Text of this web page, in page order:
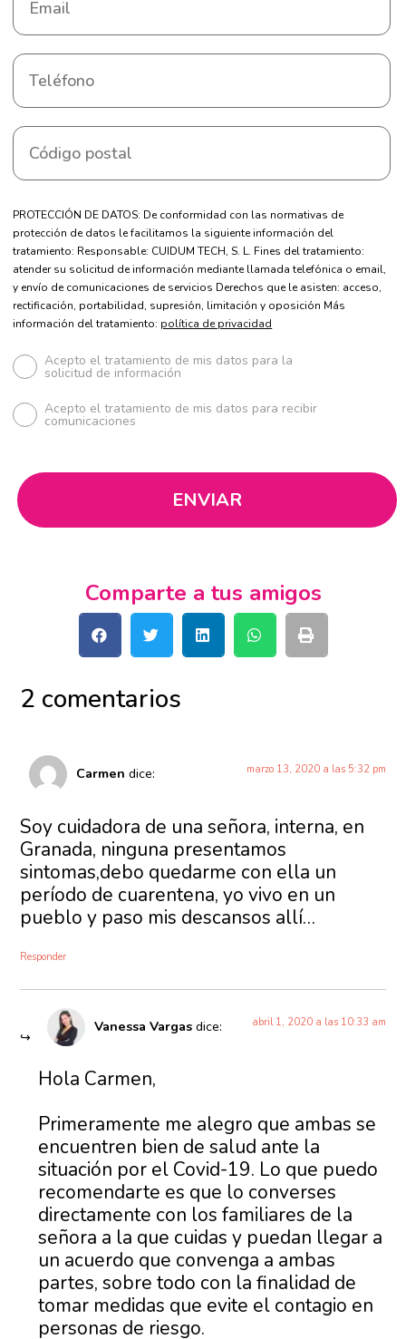
PROTECCIÓN DE DATOS: De conformidad con las normativas de
protección de datos le facilitamos la siguiente información del
tratamiento: Responsable: CUIDUM TECH, S. L. Fines del tratamiento:
atender su solicitud de información mediante llamada telefónica o email,
y envío de comunicaciones de servicios Derechos que le asisten: acceso,
rectificación, portabilidad, supresión, limitación y oposición Más
información del tratamiento: política de privacidad
Acepto el tratamiento de mis datos para la
solicitud de información
Acepto el tratamiento de mis datos para recibir
comunicaciones
Comparte a tus amigos
2 comentarios
Carmen dice: marzo 13, 2020 a las 5:32 pm
Soy cuidadora de una señora, interna, en
Granada, ninguna presentamos
sintomas,debo quedarme con ella un
período de cuarentena, yo vivo en un
pueblo y paso mis descansos allí…
Responder
Vanessa Vargas dice: abril 1, 2020 a las 10:33 am
Hola Carmen,
Primeramente me alegro que ambas se
encuentren bien de salud ante la
situación por el Covid-19. Lo que puedo
recomendarte es que lo converses
directamente con los familiares de la
señora a la que cuidas y puedan llegar a
un acuerdo que convenga a ambas
partes, sobre todo con la finalidad de
tomar medidas que evite el contagio en
personas de riesgo.